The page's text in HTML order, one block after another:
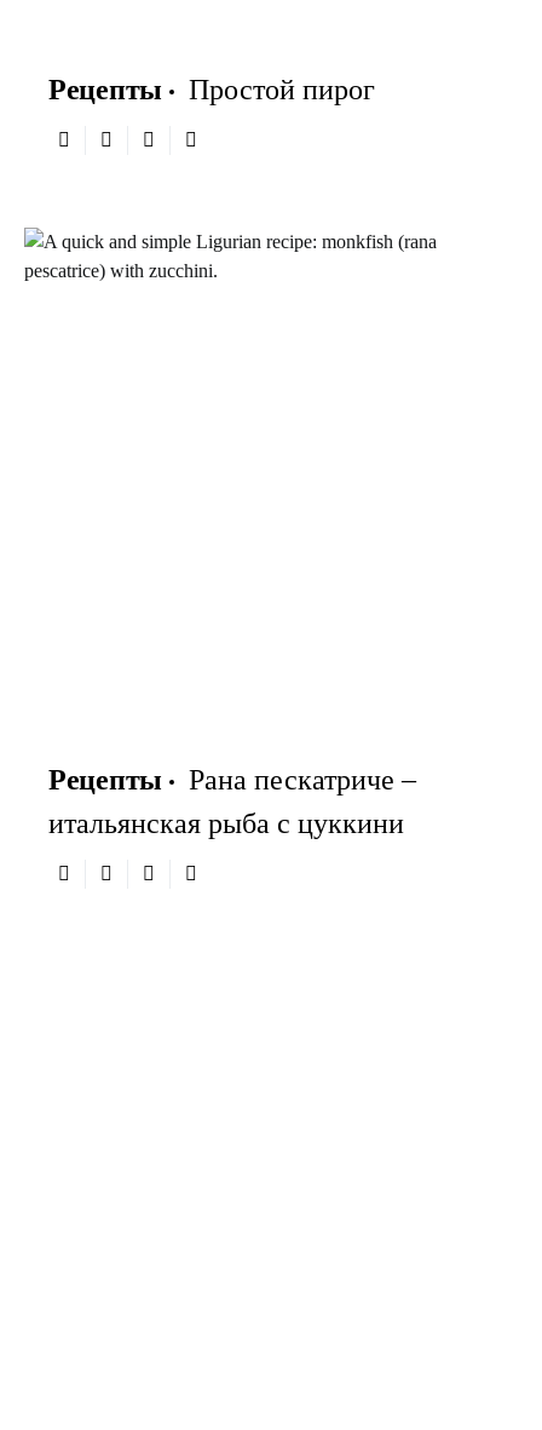
Рецепты Простой пирог
Рецепты
Рана пескатриче –
итальянская рыба с цуккини